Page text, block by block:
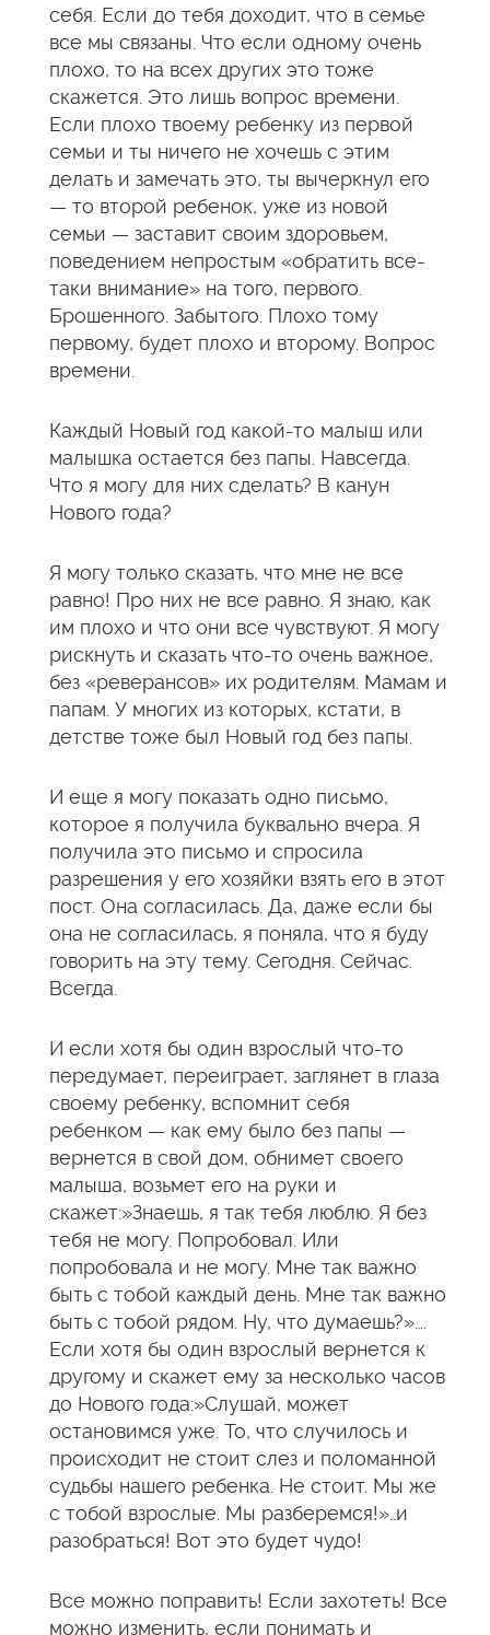
себя. Если до тебя доходит, что в семье
все мы связаны. Что если одному очень
плохо, то на всех других это тоже
скажется. Это лишь вопрос времени.
Если плохо твоему ребенку из первой
семьи и ты ничего не хочешь с этим
делать и замечать это, ты вычеркнул его
— то второй ребенок, уже из новой
семьи — заставит своим здоровьем,
поведением непростым «обратить все-
таки внимание» на того, первого.
Брошенного. Забытого. Плохо тому
первому, будет плохо и второму. Вопрос
времени.
Каждый Новый год какой-то малыш или
малышка остается без папы. Навсегда.
Что я могу для них сделать? В канун
Нового года?
Я могу только сказать, что мне не все
равно! Про них не все равно. Я знаю, как
им плохо и что они все чувствуют. Я могу
рискнуть и сказать что-то очень важное,
без «реверансов» их родителям. Мамам и
папам. У многих из которых, кстати, в
детстве тоже был Новый год без папы.
И еще я могу показать одно письмо,
которое я получила буквально вчера. Я
получила это письмо и спросила
разрешения у его хозяйки взять его в этот
пост. Она согласилась. Да, даже если бы
она не согласилась, я поняла, что я буду
говорить на эту тему. Сегодня. Сейчас.
Всегда.
И если хотя бы один взрослый что-то
передумает, переиграет, заглянет в глаза
своему ребенку, вспомнит себя
ребенком — как ему было без папы —
вернется в свой дом, обнимет своего
малыша, возьмет его на руки и
скажет:»Знаешь, я так тебя люблю. Я без
тебя не могу. Попробовал. Или
попробовала и не могу. Мне так важно
быть с тобой каждый день. Мне так важно
быть с тобой рядом. Ну, что думаешь?»….
Если хотя бы один взрослый вернется к
другому и скажет ему за несколько часов
до Нового года:»Слушай, может
остановимся уже. То, что случилось и
происходит не стоит слез и поломанной
судьбы нашего ребенка. Не стоит. Мы же
с тобой взрослые. Мы разберемся!»..и
разобраться! Вот это будет чудо!
Все можно поправить! Если захотеть! Все
можно изменить, если понимать и